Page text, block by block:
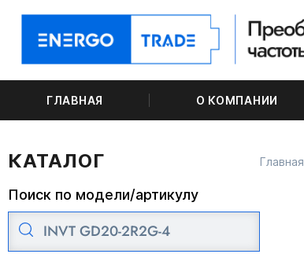
ГЛАВНАЯ О КОМПАНИИ
КАТАЛОГ Главная
Поиск по модели/артикулу